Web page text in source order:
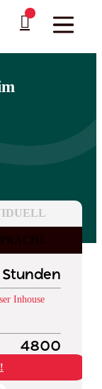
in Deutschland
Stunden
Inhouse
4800